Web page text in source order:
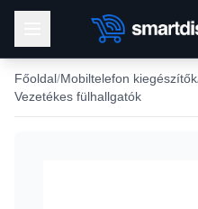
Főoldal Mobiltelefon kiegészítők
Vezetékes fülhallgatók